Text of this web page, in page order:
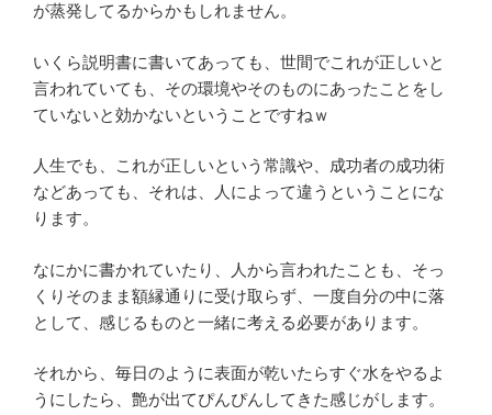
が蒸発してるからかもしれません。
いくら説明書に書いてあっても、世間でこれが正しいと
言われていても、その環境やそのものにあったことをし
ていないと効かないということですねｗ
人生でも、これが正しいという常識や、成功者の成功術
などあっても、それは、人によって違うということにな
ります。
なにかに書かれていたり、人から言われたことも、そっ
くりそのまま額縁通りに受け取らず、一度自分の中に落
として、感じるものと一緒に考える必要があります。
それから、毎日のように表面が乾いたらすぐ水をやるよ
うにしたら、艶が出てぴんぴんしてきた感じがします。